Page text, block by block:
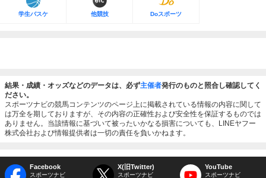
学生バスケ 他競技 Doスポーツ
結果・成績・オッズなどのデータは、必ず主催者発行のものと照合し確認してく
ださい。
スポーツナビの競馬コンテンツのページ上に掲載されている情報の内容に関して
は万全を期しておりますが、その内容の正確性および安全性を保証するものでは
ありません。当該情報に基づいて被ったいかなる損害についても、LINEヤフー
株式会社および情報提供者は一切の責任を負いかねます。
Facebook
スポーツナビ
X(旧Twitter)
スポーツナビ
YouTube
スポーツナビ